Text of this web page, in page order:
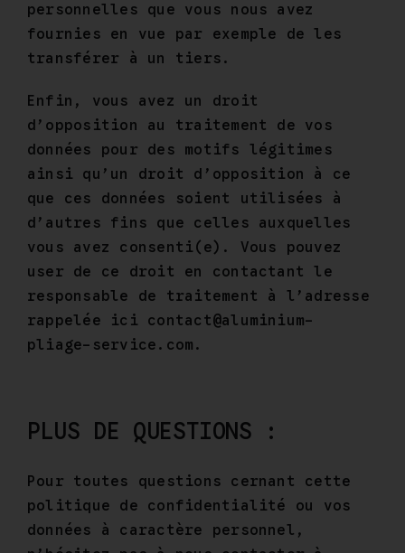
personnelles que vous nous avez
fournies en vue par exemple de les
transférer à un tiers.
Enfin, vous avez un droit
d’opposition au traitement de vos
données pour des motifs légitimes
ainsi qu’un droit d’opposition à ce
que ces données soient utilisées à
d’autres fins que celles auxquelles
vous avez consenti(e). Vous pouvez
user de ce droit en contactant le
responsable de traitement à l’adresse
rappelée ici contact@aluminium-
pliage-service.com.
PLUS DE QUESTIONS :
Pour toutes questions cernant cette
politique de confidentialité ou vos
données à caractère personnel,